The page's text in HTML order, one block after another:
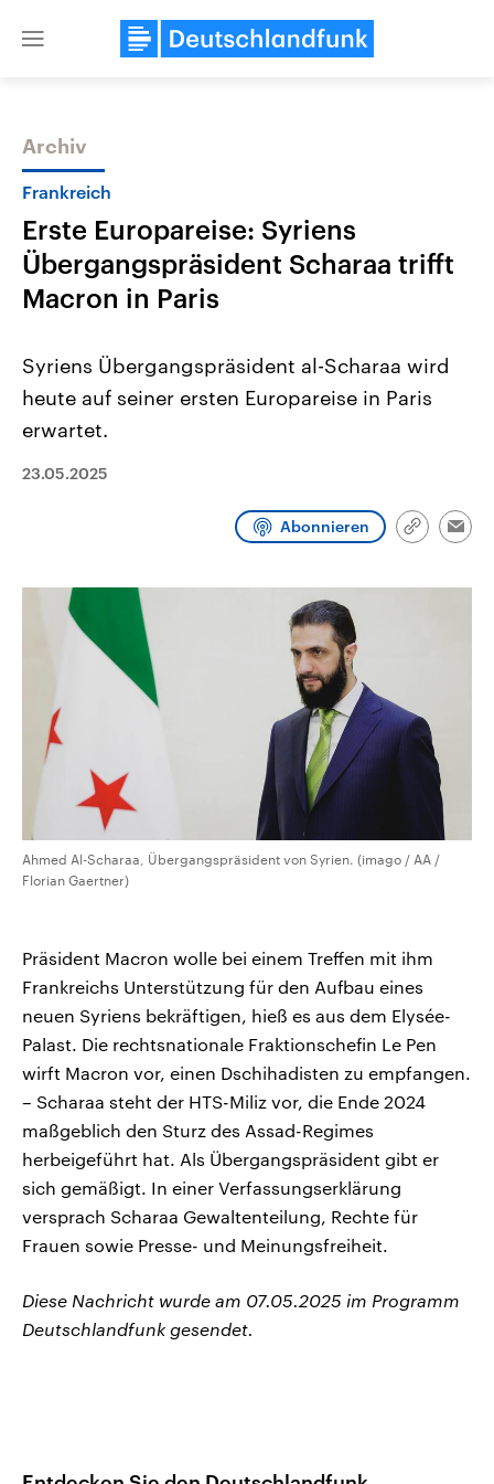
Close
Themen
Aktuelle Beiträge, Analysen und
Hintergründe
Wirtschaftlich und militärisch
den mächtigsten Ländern der Erde,
Aktuelle Lage und
Diese wird wie die
Libanon vom Iran
Audio-Archiv
Archiv
Frankreich
Erste Europareise: Syriens
Übergangspräsident Scharaa trifft
Macron in Paris
Syriens Übergangspräsident al-Scharaa wird
heute auf seiner ersten Europareise in Paris
erwartet.
23.05.2025
Abonnieren
Link
Ahmed Al-Scharaa, Übergangspräsident von Syrien. (imago / AA /
Florian Gaertner)
Präsident Macron wolle bei einem Treffen mit ihm
Frankreichs Unterstützung für den Aufbau eines
neuen Syriens bekräftigen, hieß es aus dem Elysée-
Palast. Die rechtsnationale Fraktionschefin Le Pen
wirft Macron vor, einen Dschihadisten zu empfangen.
– Scharaa steht der HTS-Miliz vor, die Ende 2024
maßgeblich den Sturz des Assad-Regimes
herbeigeführt hat. Als Übergangspräsident gibt er
sich gemäßigt. In einer Verfassungserklärung
versprach Scharaa Gewaltenteilung, Rechte für
Frauen sowie Presse- und Meinungsfreiheit.
Diese Nachricht wurde am 07.05.2025 im Programm
Deutschlandfunk gesendet.